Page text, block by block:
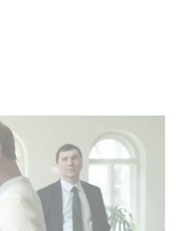
– wer zieht die Fäden